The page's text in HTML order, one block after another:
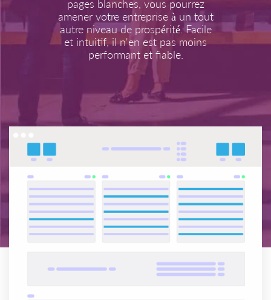
pages blanches, vous pourrez
amener votre entreprise à un tout
autre niveau de prospérité. Facile
et intuitif, il n'en est pas moins
performant et fiable.